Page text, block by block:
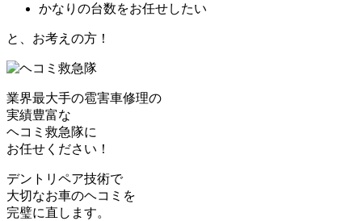
かなりの台数をお任せしたい
と、お考えの方！
業界最大手の雹害車修理の
実績豊富な
ヘコミ救急隊に
お任せください！
デントリペア技術で
大切なお車のヘコミを
完璧に直します。